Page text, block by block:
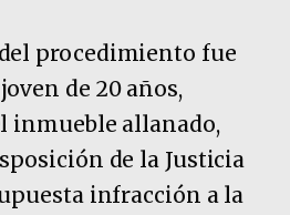
procedimiento fue
de 20 años,
inmueble allanado,
de la Justicia
infracción a la